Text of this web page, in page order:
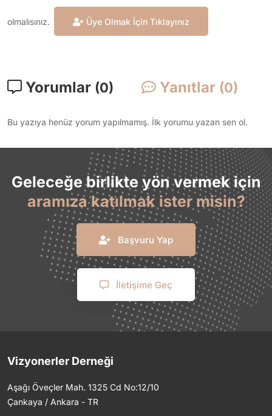
olmalısınız. Üye Olmak İçin Tıklayınız
Yorumlar (0) Yanıtlar (0)
Bu yazıya henüz yorum yapılmamış. İlk yorumu yazan sen ol.
Geleceğe birlikte yön vermek için
aramıza katılmak ister misin?
Başvuru Yap
İletişime Geç
Vizyonerler Derneği
Aşağı Öveçler Mah. 1325 Cd No:12/10
Çankaya / Ankara - TR